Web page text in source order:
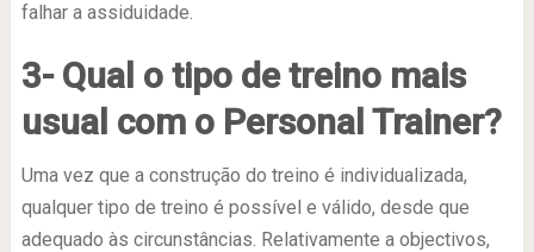
falhar a assiduidade.
3- Qual o tipo de treino mais
usual com o Personal Trainer?
Uma vez que a construção do treino é individualizada,
qualquer tipo de treino é possível e válido, desde que
adequado às circunstâncias. Relativamente a objectivos,